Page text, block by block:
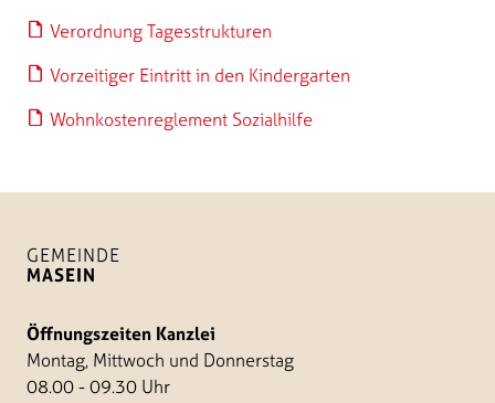
Verordnung Tagesstrukturen
Vorzeitiger Eintritt in den Kindergarten
Wohnkostenreglement Sozialhilfe
GEMEINDE
MASEIN
Öffnungszeiten Kanzlei
Montag, Mittwoch und Donnerstag
08.00 - 09.30 Uhr